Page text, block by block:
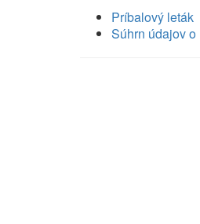
Príbalový leták
Súhrn údajov o